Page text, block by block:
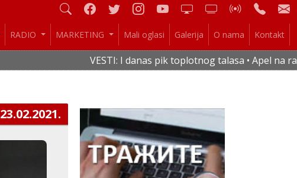
RADIO MARKETING Mali oglasi Galerija O nama Kontakt
VESTI: I danas pik toplotnog talasa • Apel na
23.02.2021.